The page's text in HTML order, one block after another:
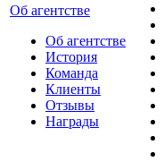
Об агентстве
Об агентстве
История
Команда
Клиенты
Отзывы
Награды